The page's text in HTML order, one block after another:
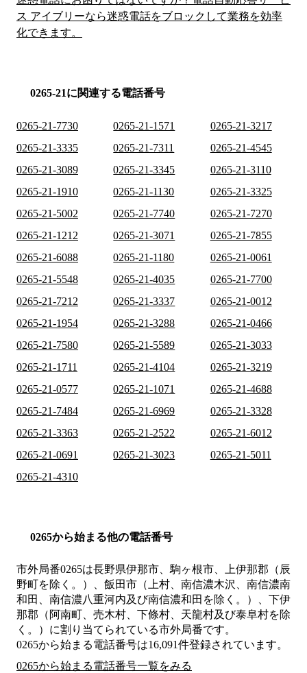
ス アイブリーなら迷惑電話をブロックして業務を効率
化できます。
0265-21に関連する電話番号
0265-21-7730 0265-21-1571
0265-21-3217
0265-21-3335
0265-21-7311
0265-21-4545
0265-21-3089
0265-21-3345
0265-21-3110
0265-21-1910
0265-21-1130
0265-21-3325
0265-21-5002
0265-21-7740
0265-21-7270
0265-21-1212
0265-21-3071
0265-21-7855
0265-21-6088
0265-21-1180
0265-21-0061
0265-21-5548
0265-21-4035
0265-21-7700
0265-21-7212
0265-21-3337
0265-21-0012
0265-21-1954
0265-21-3288
0265-21-0466
0265-21-7580
0265-21-5589
0265-21-3033
0265-21-1711
0265-21-4104
0265-21-3219
0265-21-0577
0265-21-1071
0265-21-4688
0265-21-7484
0265-21-6969
0265-21-3328
0265-21-3363
0265-21-2522
0265-21-6012
0265-21-0691
0265-21-3023
0265-21-5011
0265-21-4310
0265から始まる他の電話番号
市外局番0265は長野県伊那市、駒ヶ根市、上伊那郡（辰
野町を除く。）、飯田市（上村、南信濃木沢、南信濃南
和田、南信濃八重河内及び南信濃和田を除く。）、下伊
那郡（阿南町、売木村、下條村、天龍村及び泰阜村を除
く。） に割り当てられている市外局番です。
0265から始まる電話番号は16,091件登録されています。
0265から始まる電話番号一覧をみる